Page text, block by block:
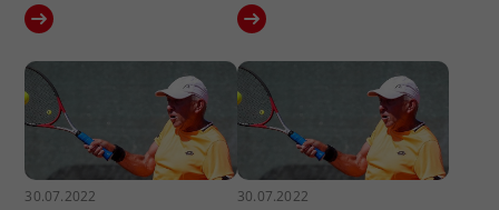
30.07.2022 30.07.2022